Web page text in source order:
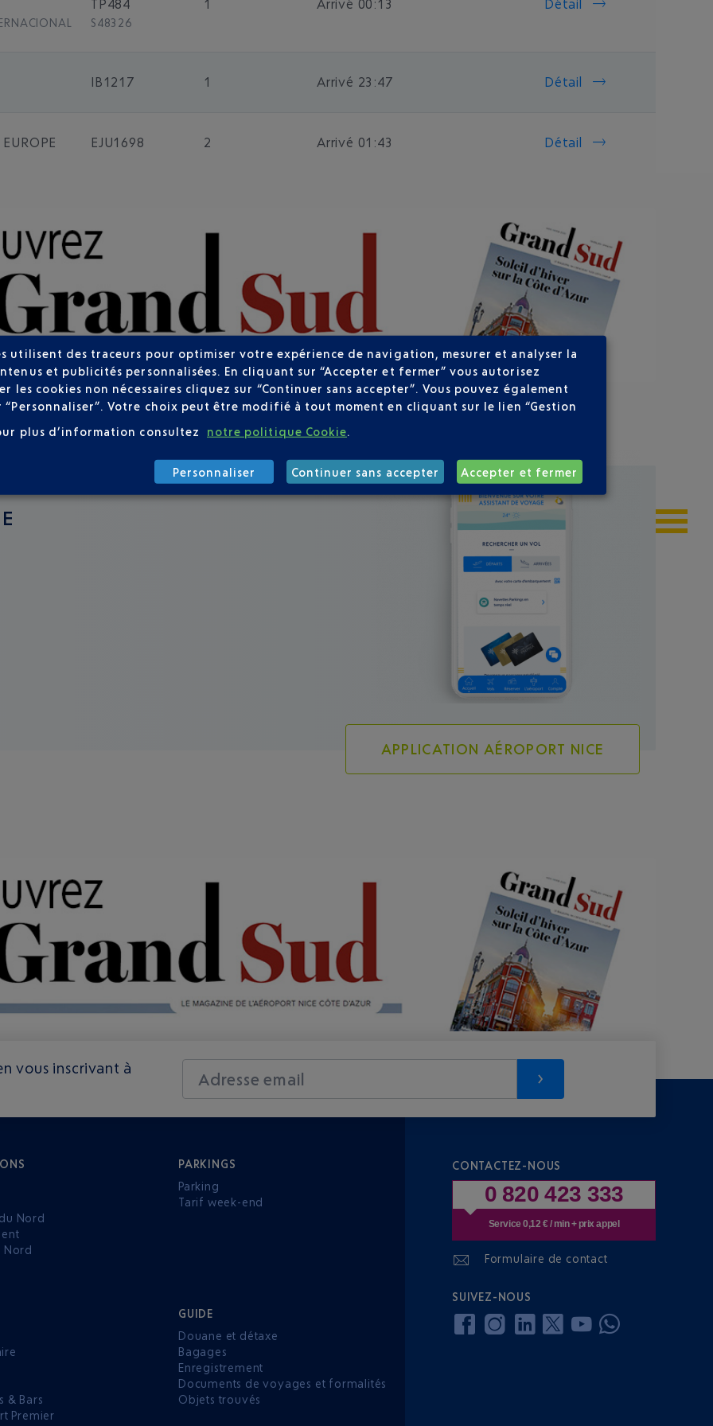
TP484
S48326
1 Arrivé 00:13 Détail
IB1217 1 Arrivé 23:47 Détail
EUROPE EJU1698 2 Arrivé 01:43 Détail
APPLICATION AÉROPORT NICE
vous inscrivant à
Adresse email
Nord
Nord
PARKINGS
Parking
Tarif week-end
& Bars
Premier
GUIDE
Douane et détaxe
Bagages
Enregistrement
Documents de voyages et formalités
Objets trouvés
CONTACTEZ-NOUS
0 820 423 333
Service 0,12 € / min + prix appel
Formulaire de contact
SUIVEZ-NOUS
utilisent des traceurs pour optimiser votre expérience de navigation, mesurer et analyser la
et publicités personnalisées. En cliquant sur “Accepter et fermer” vous autorisez
les cookies non nécessaires cliquez sur “Continuer sans accepter”. Vous pouvez également
Votre choix peut être modifié à tout moment en cliquant sur le lien “Gestion
plus d’information consultez
notre politique Cookie.
Personnaliser Continuer sans accepter Accepter et fermer